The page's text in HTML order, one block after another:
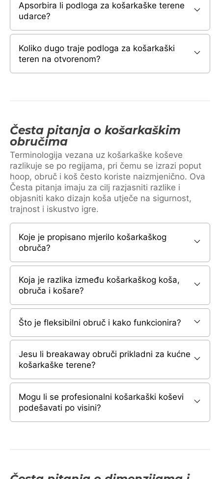
Apsorbira li podloga za košarkaške terene
udarce?
Koliko dugo traje podloga za košarkaški
teren na otvorenom?
Česta pitanja o košarkaškim
obručima
Terminologija vezana uz košarkaške koševe
razlikuje se po regijama, pri čemu se izrazi poput
hoop, obruč i koš često koriste naizmjenično. Ova
Česta pitanja imaju za cilj razjasniti razlike i
objasniti kako dizajn koša utječe na sigurnost,
trajnost i iskustvo igre.
Koje je propisano mjerilo košarkaškog
obruča?
Koja je razlika između košarkaškog koša,
obruča i košare?
Što je fleksibilni obruč i kako funkcionira?
Jesu li breakaway obruči prikladni za kućne
košarkaške terene?
Mogu li se profesionalni košarkaški koševi
podešavati po visini?